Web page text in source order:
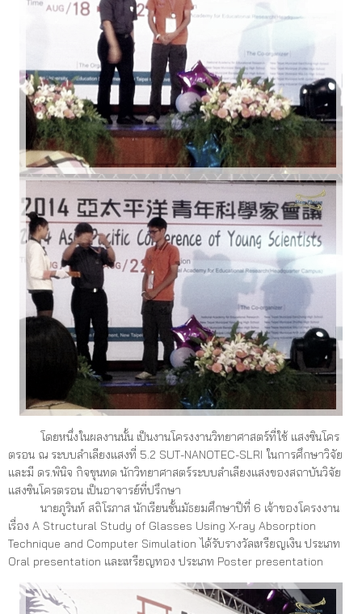
โดยหนึ่งในผลงานนั้น เป็นงานโครงงานวิทยาศาสตร์ที่ใช้ แสงซินโคร
ตรอน ณ ระบบลำเลียงแสงที่ 5.2 SUT-NANOTEC-SLRI ในการศึกษาวิจัย
และมี ดร.พินิจ กิจขุนทด นักวิทยาศาสตร์ระบบลำเลียงแสงของสถาบันวิจัย
แสงซินโครตรอน เป็นอาจารย์ที่ปรึกษา
นายภูรินท์ สถิโรภาส นักเรียนชั้นมัธยมศึกษาปีที่ 6 เจ้าของโครงงาน
เรื่อง A Structural Study of Glasses Using X-ray Absorption
Technique and Computer Simulation ได้รับรางวัลเหรียญเงิน ประเภท
Oral presentation และเหรียญทอง ประเภท Poster presentation